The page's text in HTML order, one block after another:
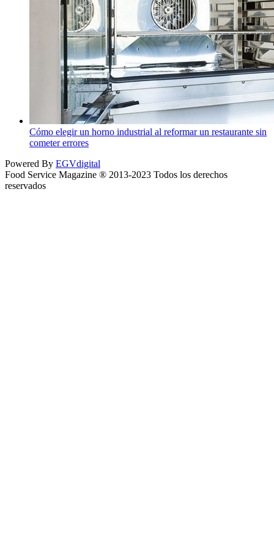
Cómo elegir un horno industrial al reformar un restaurante sin
cometer errores
Powered By EGVdigital
Food Service Magazine ® 2013-2023 Todos los derechos
reservados